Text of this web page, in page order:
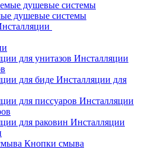
душевые системы
Инсталляции
Инсталляции для
Инсталляции
Инсталляции
Кнопки смыва